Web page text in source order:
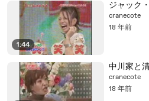
1:44
ジャック
cranecote
18 年前
中川家と
cranecote
18 年前